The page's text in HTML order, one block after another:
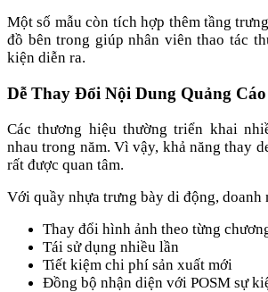
Một số mẫu còn tích hợp thêm tầng
đồ bên trong giúp nhân viên thao tác
kiện diễn ra.
Dễ Thay Đổi Nội Dung Quảng Cáo
Các thương hiệu thường triển khai
nhau trong năm. Vì vậy, khả năng thay
rất được quan tâm.
Với quầy nhựa trưng bày di động, doanh
Thay đổi hình ảnh theo từng
Tái sử dụng nhiều lần
Tiết kiệm chi phí sản xuất mới
Đồng bộ nhận diện với POSM sự